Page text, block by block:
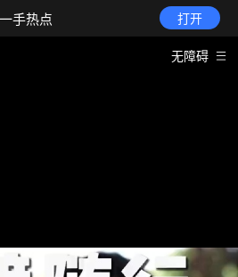
手热点 打开
无障碍